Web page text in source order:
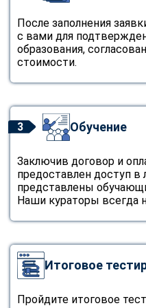
После заполнения
с вами для
образования,
стоимости.
3 Обучение
Заключив договор и
предоставлен доступ в
представлены
Наши кураторы всегда
Итоговое
Пройдите итоговое